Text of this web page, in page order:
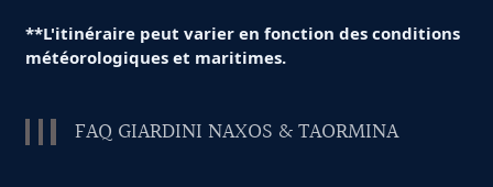
**L'itinéraire peut varier en fonction des conditions
météorologiques et maritimes.
FAQ GIARDINI NAXOS & TAORMINA